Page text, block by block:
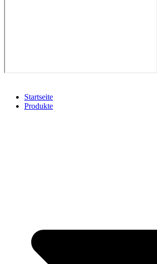
Startseite
Produkte